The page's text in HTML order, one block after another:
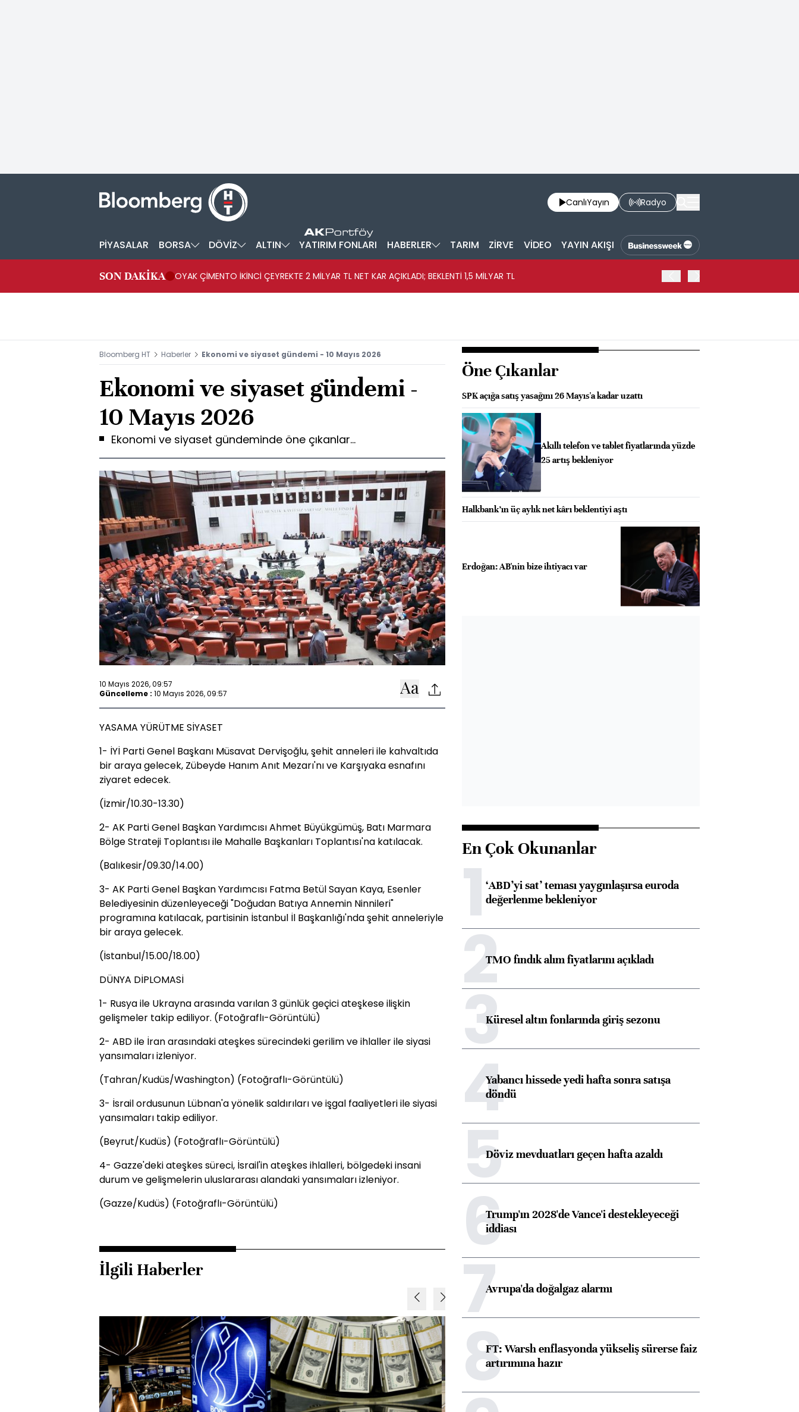
CanlıYayın Radyo
PİYASALAR BORSA DÖVİZ ALTIN YATIRIM FONLARI HABERLER TARIM ZİRVE VİDEO YAYIN AKIŞI
SON DAKİKA OYAK ÇİMENTO İKİNCİ ÇEYREKTE 2 MİLYAR TL NET KAR AÇIKLADI; BEKLENTİ 1,5 MİLYAR TL
Bloomberg HT Haberler Ekonomi ve siyaset gündemi - 10 Mayıs 2026
Ekonomi ve siyaset gündemi -
10 Mayıs 2026
Ekonomi ve siyaset gündeminde öne çıkanlar...
10 Mayıs 2026, 09:57
Güncelleme : 10 Mayıs 2026, 09:57
YASAMA YÜRÜTME SİYASET
1- İYİ Parti Genel Başkanı Müsavat Dervişoğlu, şehit anneleri ile kahvaltıda
bir araya gelecek, Zübeyde Hanım Anıt Mezarı'nı ve Karşıyaka esnafını
ziyaret edecek.
(İzmir/10.30-13.30)
2- AK Parti Genel Başkan Yardımcısı Ahmet Büyükgümüş, Batı Marmara
Bölge Strateji Toplantısı ile Mahalle Başkanları Toplantısı'na katılacak.
(Balıkesir/09.30/14.00)
3- AK Parti Genel Başkan Yardımcısı Fatma Betül Sayan Kaya, Esenler
Belediyesinin düzenleyeceği "Doğudan Batıya Annemin Ninnileri"
programına katılacak, partisinin İstanbul İl Başkanlığı'nda şehit anneleriyle
bir araya gelecek.
(İstanbul/15.00/18.00)
DÜNYA DİPLOMASİ
1- Rusya ile Ukrayna arasında varılan 3 günlük geçici ateşkese ilişkin
gelişmeler takip ediliyor. (Fotoğraflı-Görüntülü)
2- ABD ile İran arasındaki ateşkes sürecindeki gerilim ve ihlaller ile siyasi
yansımaları izleniyor.
(Tahran/Kudüs/Washington) (Fotoğraflı-Görüntülü)
3- İsrail ordusunun Lübnan'a yönelik saldırıları ve işgal faaliyetleri ile siyasi
yansımaları takip ediliyor.
(Beyrut/Kudüs) (Fotoğraflı-Görüntülü)
4- Gazze'deki ateşkes süreci, İsrail'in ateşkes ihlalleri, bölgedeki insani
durum ve gelişmelerin uluslararası alandaki yansımaları izleniyor.
(Gazze/Kudüs) (Fotoğraflı-Görüntülü)
İlgili Haberler
konusunda Unicredit ile
Öne Çıkanlar
SPK açığa satış yasağını 26 Mayıs'a kadar uzattı
Akıllı telefon ve tablet fiyatlarında yüzde
25 artış bekleniyor
Halkbank’ın üç aylık net kârı beklentiyi aştı
Erdoğan: AB'nin bize ihtiyacı var
En Çok Okunanlar
1‘ABD’yi sat’ teması yaygınlaşırsa euroda
değerlenme bekleniyor
2TMO fındık alım fiyatlarını açıkladı
3Küresel altın fonlarında giriş sezonu
4Yabancı hissede yedi hafta sonra satışa
döndü
5Döviz mevduatları geçen hafta azaldı
6Trump'ın 2028'de Vance'i destekleyeceği
iddiası
7Avrupa'da doğalgaz alarmı
8FT: Warsh enflasyonda yükseliş sürerse faiz
artırımına hazır